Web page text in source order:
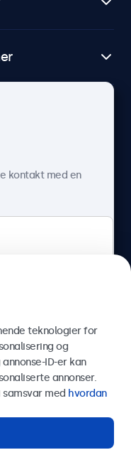
kontakt med en
teknologier for
og
ID-er kan
annonser.
med hvordan